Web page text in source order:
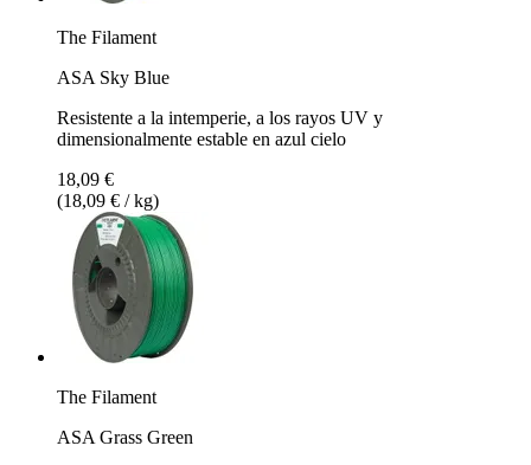
The Filament
ASA Sky Blue
Resistente a la intemperie, a los rayos UV y
dimensionalmente estable en azul cielo
18,09 €
(18,09 € / kg)
The Filament
ASA Grass Green